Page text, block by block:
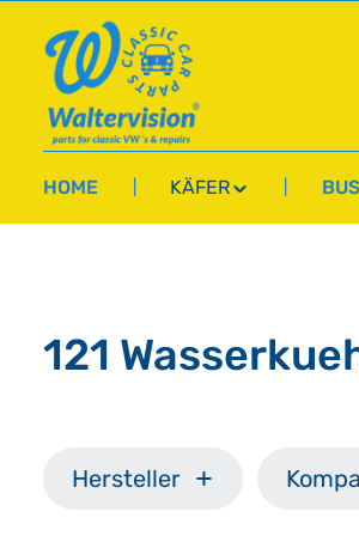
Zur Hauptnavigation springen
HOME KÄFER
121
Hersteller